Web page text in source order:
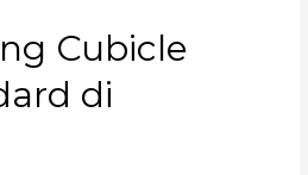
Cubicle
di